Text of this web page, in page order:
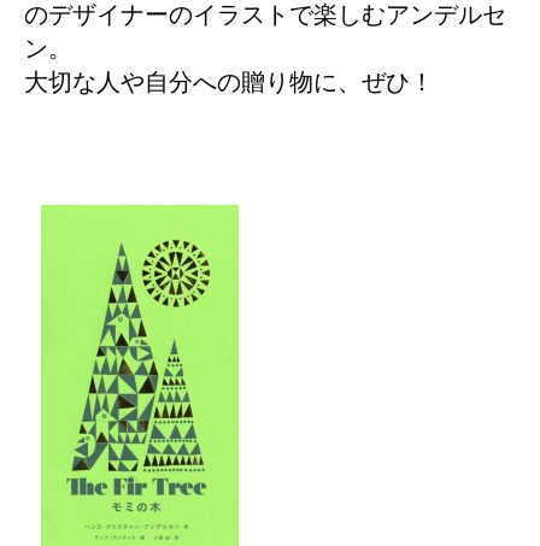
のデザイナーのイラストで楽しむアンデルセ
ン。
大切な人や自分への贈り物に、ぜひ！